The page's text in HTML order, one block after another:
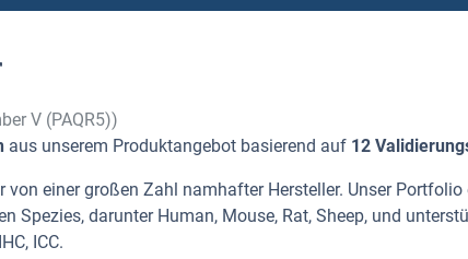
V (PAQR5))
aus unserem Produktangebot basierend auf 12
von einer großen Zahl namhafter Hersteller. Unser
Spezies, darunter Human, Mouse, Rat, Sheep, und
ICC.